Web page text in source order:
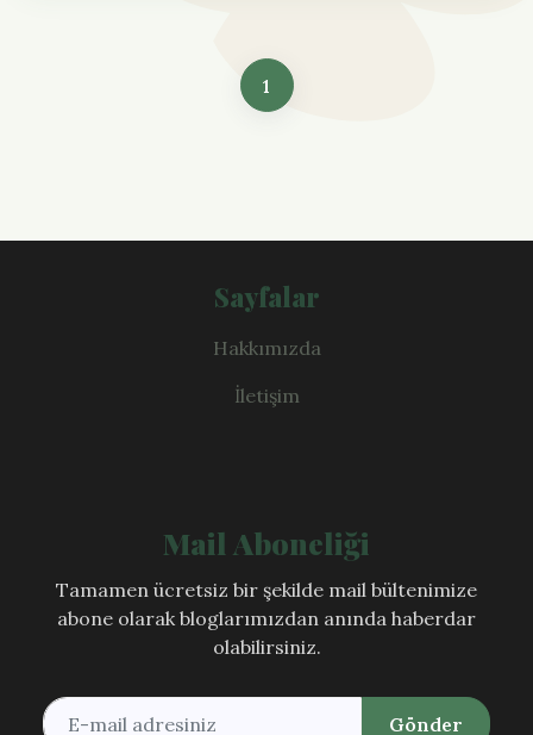
1
Sayfalar
Hakkımızda
İletişim
Mail Aboneliği
Tamamen ücretsiz bir şekilde mail bültenimize
abone olarak bloglarımızdan anında haberdar
olabilirsiniz.
Gönder